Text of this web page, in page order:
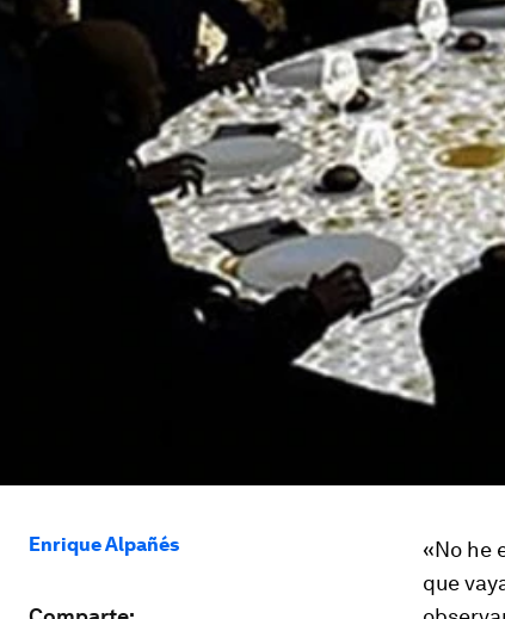
Enrique Alpañés
«No he
que